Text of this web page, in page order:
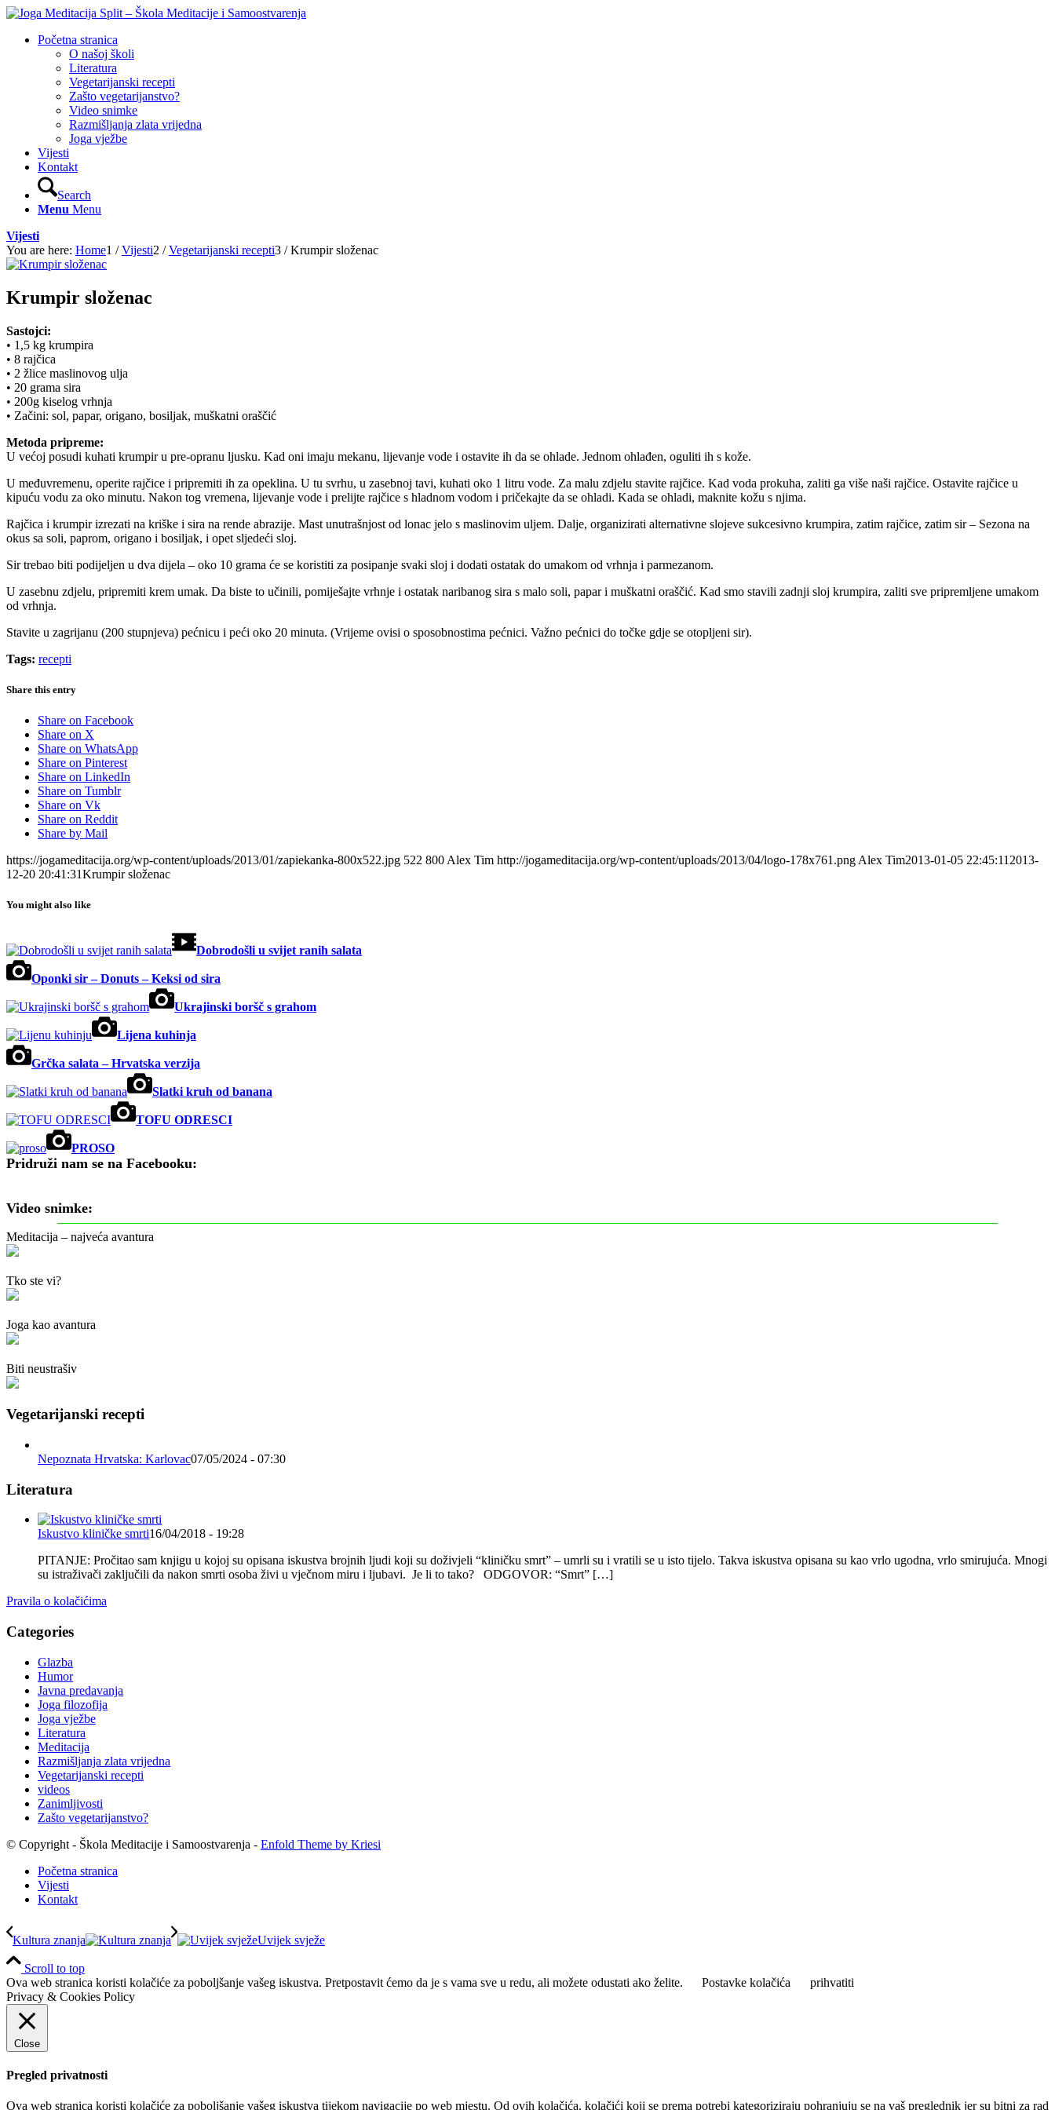
Početna stranica
O našoj školi
Literatura
Vegetarijanski recepti
Zašto vegetarijanstvo?
Video snimke
Razmišljanja zlata vrijedna
Joga vježbe
Vijesti
Kontakt
Search
Menu Menu
Vijesti
You are here: Home1 / Vijesti2 / Vegetarijanski recepti3 / Krumpir složenac
Krumpir složenac
Sastojci:
• 1,5 kg krumpira
• 8 rajčica
• 2 žlice maslinovog ulja
• 20 grama sira
• 200g kiselog vrhnja
• Začini: sol, papar, origano, bosiljak, muškatni oraščić
Metoda pripreme:
U većoj posudi kuhati krumpir u pre-opranu ljusku. Kad oni imaju mekanu, lijevanje vode i ostavite ih da se ohlade. Jednom ohlađen, oguliti ih s kože.
U međuvremenu, operite rajčice i pripremiti ih za opeklina. U tu svrhu, u zasebnoj tavi, kuhati oko 1 litru vode. Za malu zdjelu stavite rajčice. Kad voda prokuha, zaliti ga više naši rajčice. Ostavite rajčice u
kipuću vodu za oko minutu. Nakon tog vremena, lijevanje vode i prelijte rajčice s hladnom vodom i pričekajte da se ohladi. Kada se ohladi, maknite kožu s njima.
Rajčica i krumpir izrezati na kriške i sira na rende abrazije. Mast unutrašnjost od lonac jelo s maslinovim uljem. Dalje, organizirati alternativne slojeve sukcesivno krumpira, zatim rajčice, zatim sir – Sezona na
okus sa soli, paprom, origano i bosiljak, i opet sljedeći sloj.
Sir trebao biti podijeljen u dva dijela – oko 10 grama će se koristiti za posipanje svaki sloj i dodati ostatak do umakom od vrhnja i parmezanom.
U zasebnu zdjelu, pripremiti krem umak. Da biste to učinili, pomiješajte vrhnje i ostatak naribanog sira s malo soli, papar i muškatni oraščić. Kad smo stavili zadnji sloj krumpira, zaliti sve pripremljene umakom
od vrhnja.
Stavite u zagrijanu (200 stupnjeva) pećnicu i peći oko 20 minuta. (Vrijeme ovisi o sposobnostima pećnici. Važno pećnici do točke gdje se otopljeni sir).
Tags: recepti
Share this entry
Share on Facebook
Share on X
Share on WhatsApp
Share on Pinterest
Share on LinkedIn
Share on Tumblr
Share on Vk
Share on Reddit
Share by Mail
https://jogameditacija.org/wp-content/uploads/2013/01/zapiekanka-800x522.jpg 522 800 Alex Tim http://jogameditacija.org/wp-content/uploads/2013/04/logo-178x761.png Alex Tim2013-01-05 22:45:11 2013-
12-20 20:41:31Krumpir složenac
You might also like
Dobrodošli u svijet ranih salata
Oponki sir – Donuts – Keksi od sira
Ukrajinski boršč s grahom
Lijena kuhinja
Grčka salata – Hrvatska verzija
Slatki kruh od banana
TOFU ODRESCI
PROSO
Pridruži nam se na Facebooku:
Video snimke:
Meditacija – najveća avantura
Tko ste vi?
Joga kao avantura
Biti neustrašiv
Vegetarijanski recepti
Nepoznata Hrvatska: Karlovac07/05/2024 - 07:30
Literatura
Iskustvo kliničke smrti16/04/2018 - 19:28
PITANJE: Pročitao sam knjigu u kojoj su opisana iskustva brojnih ljudi koji su doživjeli “kliničku smrt” – umrli su i vratili se u isto tijelo. Takva iskustva opisana su kao vrlo ugodna, vrlo smirujuća. Mnogi
su istraživači zaključili da nakon smrti osoba živi u vječnom miru i ljubavi. Je li to tako? ODGOVOR: “Smrt” […]
Pravila o kolačićima
Categories
Glazba
Humor
Javna predavanja
Joga filozofija
Joga vježbe
Literatura
Meditacija
Razmišljanja zlata vrijedna
Vegetarijanski recepti
videos
Zanimljivosti
Zašto vegetarijanstvo?
© Copyright - Škola Meditacije i Samoostvarenja - Enfold Theme by Kriesi
Početna stranica
Vijesti
Kontakt
Kultura znanja Uvijek svježe
Scroll to top
Ova web stranica koristi kolačiće za poboljšanje vašeg iskustva. Pretpostavit ćemo da je s vama sve u redu, ali možete odustati ako želite.
Postavke kolačića
prihvatiti
Privacy & Cookies Policy
Close
Pregled privatnosti
Ova web stranica koristi kolačiće za poboljšanje vašeg iskustva tijekom navigacije po web mjestu. Od ovih kolačića, kolačići koji se prema potrebi kategoriziraju pohranjuju se na vaš preglednik jer su bitni za rad